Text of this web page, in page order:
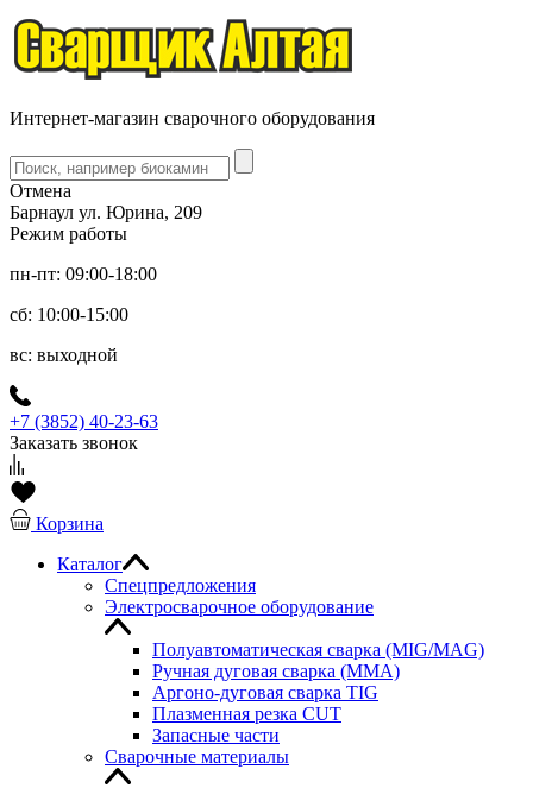
Интернет-магазин сварочного оборудования
Отмена
Барнаул ул. Юрина, 209
Режим работы
пн-пт: 09:00-18:00
сб: 10:00-15:00
вс: выходной
+7 (3852) 40-23-63
Заказать звонок
Корзина
Каталог
Спецпредложения
Электросварочное оборудование
Полуавтоматическая сварка (MIG/MAG)
Ручная дуговая сварка (MMA)
Аргоно-дуговая сварка TIG
Плазменная резка CUT
Запасные части
Сварочные материалы